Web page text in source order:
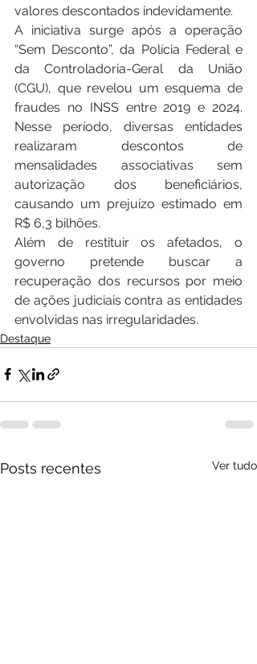
valores descontados indevidamente.
A iniciativa surge após a operação
“Sem Desconto”, da Polícia Federal e
da Controladoria-Geral da União
(CGU), que revelou um esquema de
fraudes no INSS entre 2019 e 2024.
Nesse período, diversas entidades
realizaram descontos de
mensalidades associativas sem
autorização dos beneficiários,
causando um prejuízo estimado em
R$ 6,3 bilhões.
Além de restituir os afetados, o
governo pretende buscar a
recuperação dos recursos por meio
de ações judiciais contra as entidades
envolvidas nas irregularidades.
Destaque
Posts recentes Ver tudo